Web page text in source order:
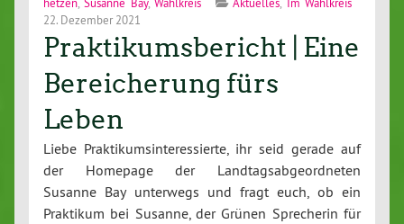
22. Dezember 2021
Praktikumsbericht | Eine
Bereicherung fürs
Leben
Liebe Praktikumsinteressierte, ihr seid gerade auf
der Homepage der Landtagsabgeordneten
Susanne Bay unterwegs und fragt euch, ob ein
Praktikum bei Susanne, der Grünen Sprecherin für